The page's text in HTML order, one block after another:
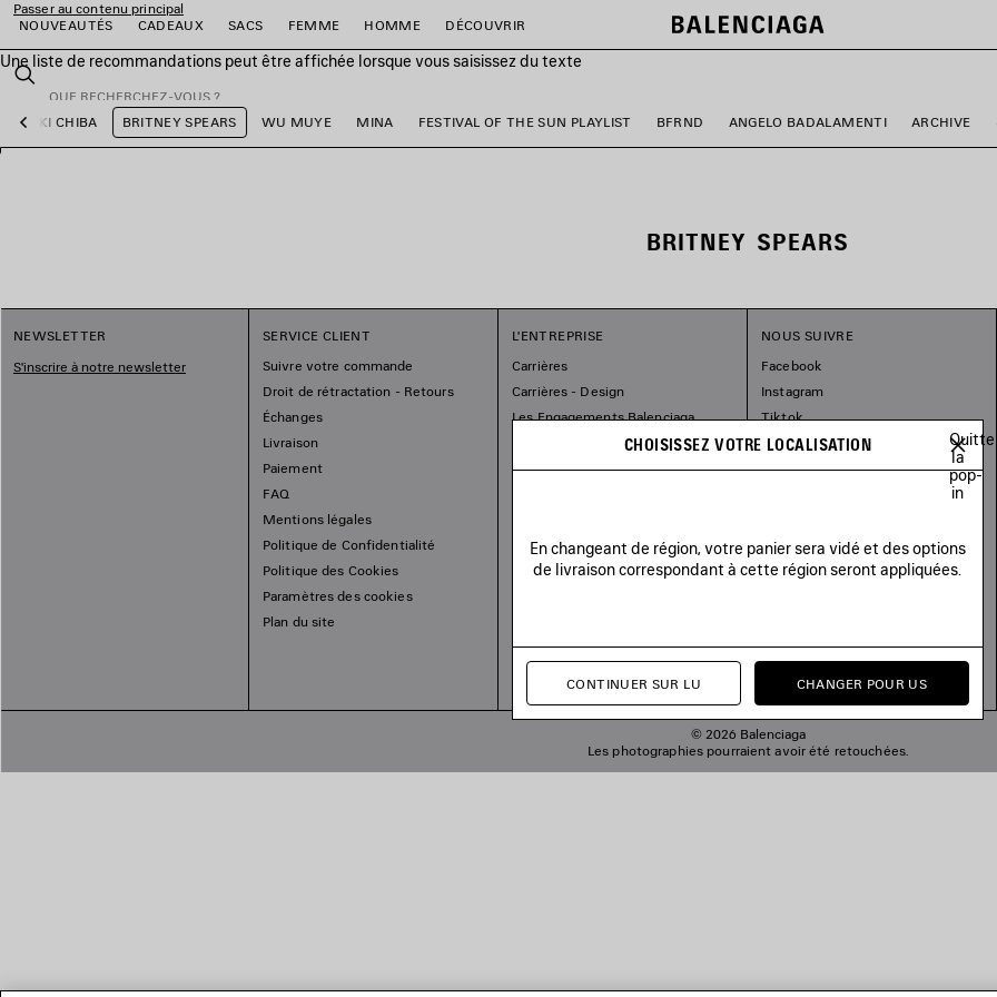
Passer au contenu principal
NOUVEAUTÉS
CADEAUX SACS FEMME HOMME DÉCOUVRIR
Une liste de recommandations peut être affichée lorsque vous saisissez du texte
Rechercher
fermer la bannière
Précédent
YUKI CHIBA BRITNEY SPEARS WU MUYE MINA FESTIVAL OF THE SUN PLAYLIST BFRND ANGELO BADALAMENTI ARCHIVE
BRITNEY SPEARS
NEWSLETTER
S'inscrire à notre newsletter
SERVICE CLIENT
Suivre votre commande
Droit de rétractation - Retours
Échanges
Livraison
Paiement
FAQ
Mentions légales
Politique de Confidentialité
Politique des Cookies
Paramètres des cookies
Plan du site
L'ENTREPRISE
Carrières
Carrières - Design
Les Engagements Balenciaga
NOUS SUIVRE
Facebook
Instagram
Tiktok
Pinterest
Linkedin
© 2026 Balenciaga
Les photographies pourraient avoir été retouchées.
CHOISISSEZ VOTRE LOCALISATION
la
pop-
in
En changeant de région, votre panier sera vidé et des options
de livraison correspondant à cette région seront appliquées.
CONTINUER SUR LU CHANGER POUR US